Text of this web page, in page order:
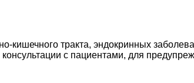
тракта, эндокринных
с пациентами, для